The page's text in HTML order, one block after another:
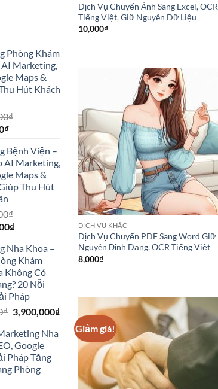
Phòng Khám
Marketing,
Maps &
Hút Khách
₫
₫Giá
tại
là:
4,900,000₫.
Bệnh Viện –
AI Marketing,
Maps &
Thu Hút
₫
₫Giá
tại
là:
19,900,000₫.
Nha Khoa –
Khám
Không Có
20 Nỗi
Pháp
₫ Giá
là:
5,500,000₫.
3,900,000₫Giá
hiện
3,900,000₫.
Nha
Google
Pháp Tăng
Phòng
Dịch Vụ Chuyển Ảnh Sang Excel, OCR
Tiếng Việt, Giữ Nguyên Dữ Liệu
10,000₫
DỊCH VỤ KHÁC
Dịch Vụ Chuyển PDF Sang Word Giữ
Nguyên Định Dạng, OCR Tiếng Việt
8,000₫
Giảm giá!